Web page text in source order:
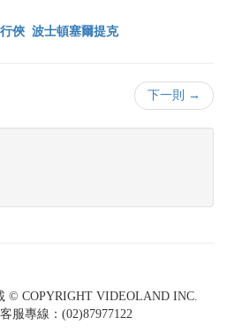
俠 波士頓塞爾提克
下一則 →
© COPYRIGHT VIDEOLAND INC.
服專線：(02)87977122